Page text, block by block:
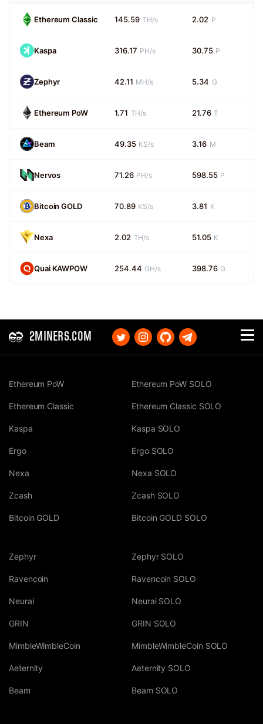
Ethereum Classic 145.59 TH/s 2.02 P
Kaspa 316.17 PH/s 30.75 P
Zephyr 42.11 MH/s 5.34 G
Ethereum PoW 1.71 TH/s 21.76 T
Beam 49.35 KS/s 3.16 M
Nervos 71.26 PH/s 598.55 P
Bitcoin GOLD 70.89 KS/s 3.81 K
Nexa 2.02 TH/s 51.05 K
Quai KAWPOW 254.44 GH/s 398.76 G
2MINERS.COM
Ethereum PoW
Ethereum Classic
Kaspa
Ergo
Nexa
Zcash
Bitcoin GOLD
Ethereum PoW SOLO
Ethereum Classic SOLO
Kaspa SOLO
Ergo SOLO
Nexa SOLO
Zcash SOLO
Bitcoin GOLD SOLO
Zephyr
Ravencoin
Neurai
GRIN
MimbleWimbleCoin
Aeternity
Beam
Zephyr SOLO
Ravencoin SOLO
Neurai SOLO
GRIN SOLO
MimbleWimbleCoin SOLO
Aeternity SOLO
Beam SOLO